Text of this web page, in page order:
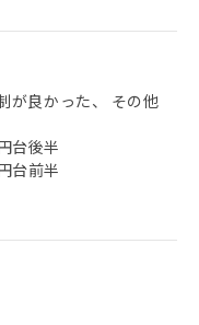
が良かった、 その他
台後半
台前半